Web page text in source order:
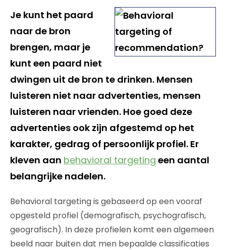
Je kunt het paard
naar de bron
brengen, maar je
kunt een paard niet
dwingen uit de bron te drinken. Mensen
luisteren niet naar advertenties, mensen
luisteren naar vrienden. Hoe goed deze
advertenties ook zijn afgestemd op het
karakter, gedrag of persoonlijk profiel. Er
kleven aan behavioral targeting een aantal
belangrijke nadelen.
Behavioral targeting is gebaseerd op een vooraf
opgesteld profiel (demografisch, psychografisch,
geografisch). In deze profielen komt een algemeen
beeld naar buiten dat men bepaalde classificaties